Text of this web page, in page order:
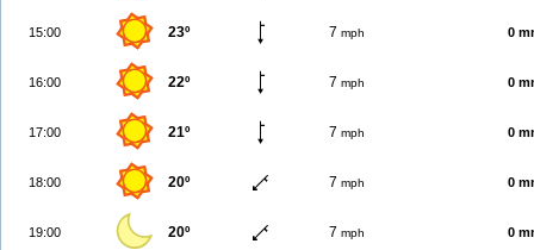
15:00 23º 7 mph 0
16:00 22º 7 mph 0
17:00 21º 7 mph 0
18:00 20º 7 mph 0
19:00 20º 7 mph 0